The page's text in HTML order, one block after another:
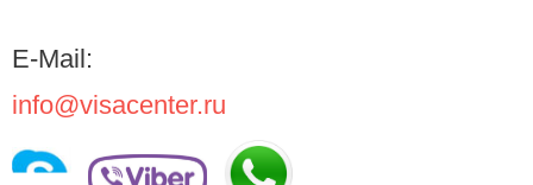
E-Mail:
info@visacenter.ru